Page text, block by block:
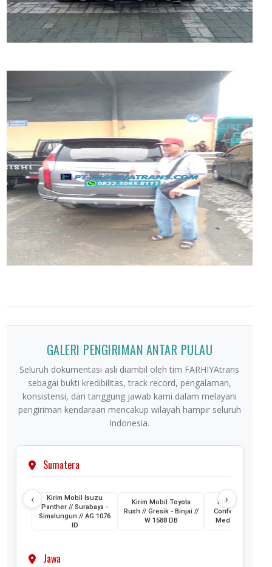
GALERI PENGIRIMAN ANTAR PULAU
Seluruh dokumentasi asli diambil oleh tim FARHIYAtrans
sebagai bukti kredibilitas, track record, pengalaman,
konsistensi, dan tanggung jawab kami dalam melayani
pengiriman kendaraan mencakup wilayah hampir seluruh
Indonesia.
Sumatera
‹
Kirim Mobil Isuzu
Panther // Surabaya -
Simalungun // AG 1076
ID
Kirim Mobil Toyota
Rush // Gresik - Binjai //
W 1588 DB
Kirim Mobil
Confero //
Medan // L 1202
›
Jawa